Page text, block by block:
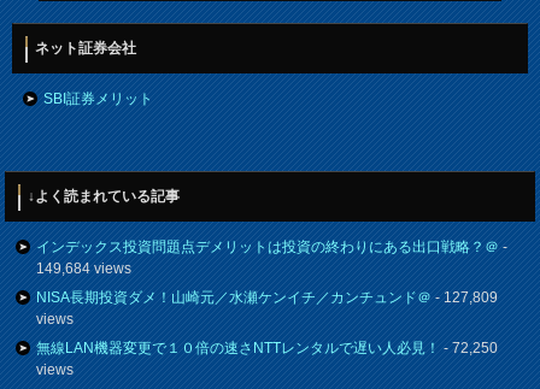
ネット証券会社
SBI証券メリット
↓よく読まれている記事
インデックス投資問題点デメリットは投資の終わりにある出口戦略？＠-
149,684 views
NISA長期投資ダメ！山崎元／水瀬ケンイチ／カンチュンド＠- 127,809
views
無線LAN機器変更で１０倍の速さNTTレンタルで遅い人必見！- 72,250
views